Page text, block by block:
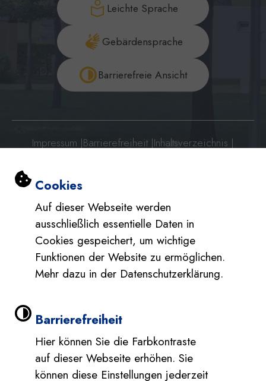
Einstellungen zu Cookies und
Cookies
Auf dieser Webseite werden
ausschließlich essentielle Daten in
Cookies gespeichert, um wichtige
Funktionen der Website zu ermöglichen.
Mehr dazu in der Datenschutzerklärung.
Barrierefreiheit
Hier können Sie die Farbkontraste
auf dieser Webseite erhöhen. Sie
können diese Einstellungen jederzeit
Leichte Sprache
Gebärdensprache
Barrierefreie Ansicht
Impressum |Barrierefreiheit |Inhaltsverzeichnis |